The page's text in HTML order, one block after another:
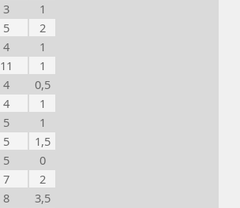
3
1
5
2
4
1
11
1
4
0,5
4
1
5
1
5
1,5
5
0
7
2
8
3,5